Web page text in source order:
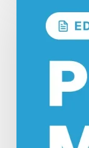
Manaus: